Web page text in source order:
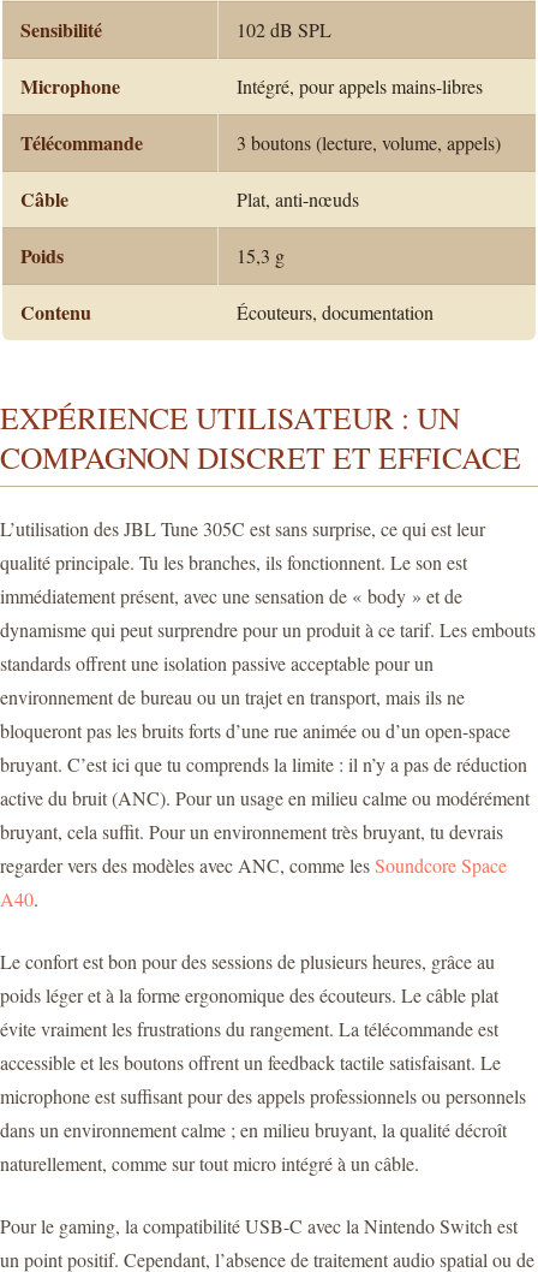
Sensibilité 102 dB SPL
Microphone Intégré, pour appels mains-libres
Télécommande 3 boutons (lecture, volume, appels)
Câble Plat, anti-nœuds
Poids 15,3 g
Contenu Écouteurs, documentation
EXPÉRIENCE UTILISATEUR : UN
COMPAGNON DISCRET ET EFFICACE
L’utilisation des JBL Tune 305C est sans surprise, ce qui est leur
qualité principale. Tu les branches, ils fonctionnent. Le son est
immédiatement présent, avec une sensation de « body » et de
dynamisme qui peut surprendre pour un produit à ce tarif. Les embouts
standards offrent une isolation passive acceptable pour un
environnement de bureau ou un trajet en transport, mais ils ne
bloqueront pas les bruits forts d’une rue animée ou d’un open-space
bruyant. C’est ici que tu comprends la limite : il n’y a pas de réduction
active du bruit (ANC). Pour un usage en milieu calme ou modérément
bruyant, cela suffit. Pour un environnement très bruyant, tu devrais
regarder vers des modèles avec ANC, comme lesSoundcore Space
A40.
Le confort est bon pour des sessions de plusieurs heures, grâce au
poids léger et à la forme ergonomique des écouteurs. Le câble plat
évite vraiment les frustrations du rangement. La télécommande est
accessible et les boutons offrent un feedback tactile satisfaisant. Le
microphone est suffisant pour des appels professionnels ou personnels
dans un environnement calme ; en milieu bruyant, la qualité décroît
naturellement, comme sur tout micro intégré à un câble.
Pour le gaming, la compatibilité USB-C avec la Nintendo Switch est
un point positif. Cependant, l’absence de traitement audio spatial ou de